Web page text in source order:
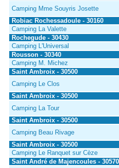
Camping Mme Souyris Josette
Robiac Rochessadoule - 30160
Camping La Valette
Rochegude - 30430
Camping L'Universal
Rousson - 30340
Camping M. Michez
Saint Ambroix - 30500
Camping Le Clos
Saint Ambroix - 30500
Camping La Tour
Saint Ambroix - 30500
Camping Beau Rivage
Saint Ambroix - 30500
Camping Le Ranquet sur Cèze
Saint André de Majencoules - 30570